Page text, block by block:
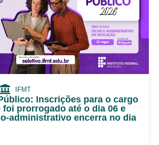
IFMT
Inscrições para o cargo
foi prorrogado até o dia 06 e
administrativo encerra no dia